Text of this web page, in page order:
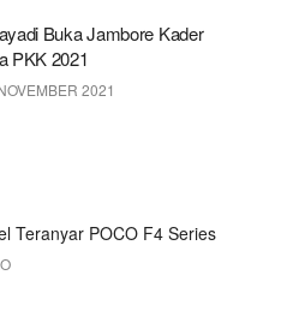
Buka Jambore Kader
PKK 2021
2021
Teranyar POCO F4 Series